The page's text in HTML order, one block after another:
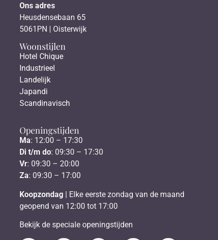
Ons adres
Heusdensebaan 65
5061PN | Oisterwijk
Woonstijlen
Hotel Chique
Industrieel
Landelijk
Japandi
Scandinavisch
Openingstijden
Ma: 12:00 – 17:30
Di t/m do: 09:30 – 17:30
Vr: 09:30 – 20:00
Za: 09:30 – 17:00
Koopzondag | Elke eerste zondag van de maand
geopend van 12:00 tot 17:00
Bekijk de speciale openingstijden